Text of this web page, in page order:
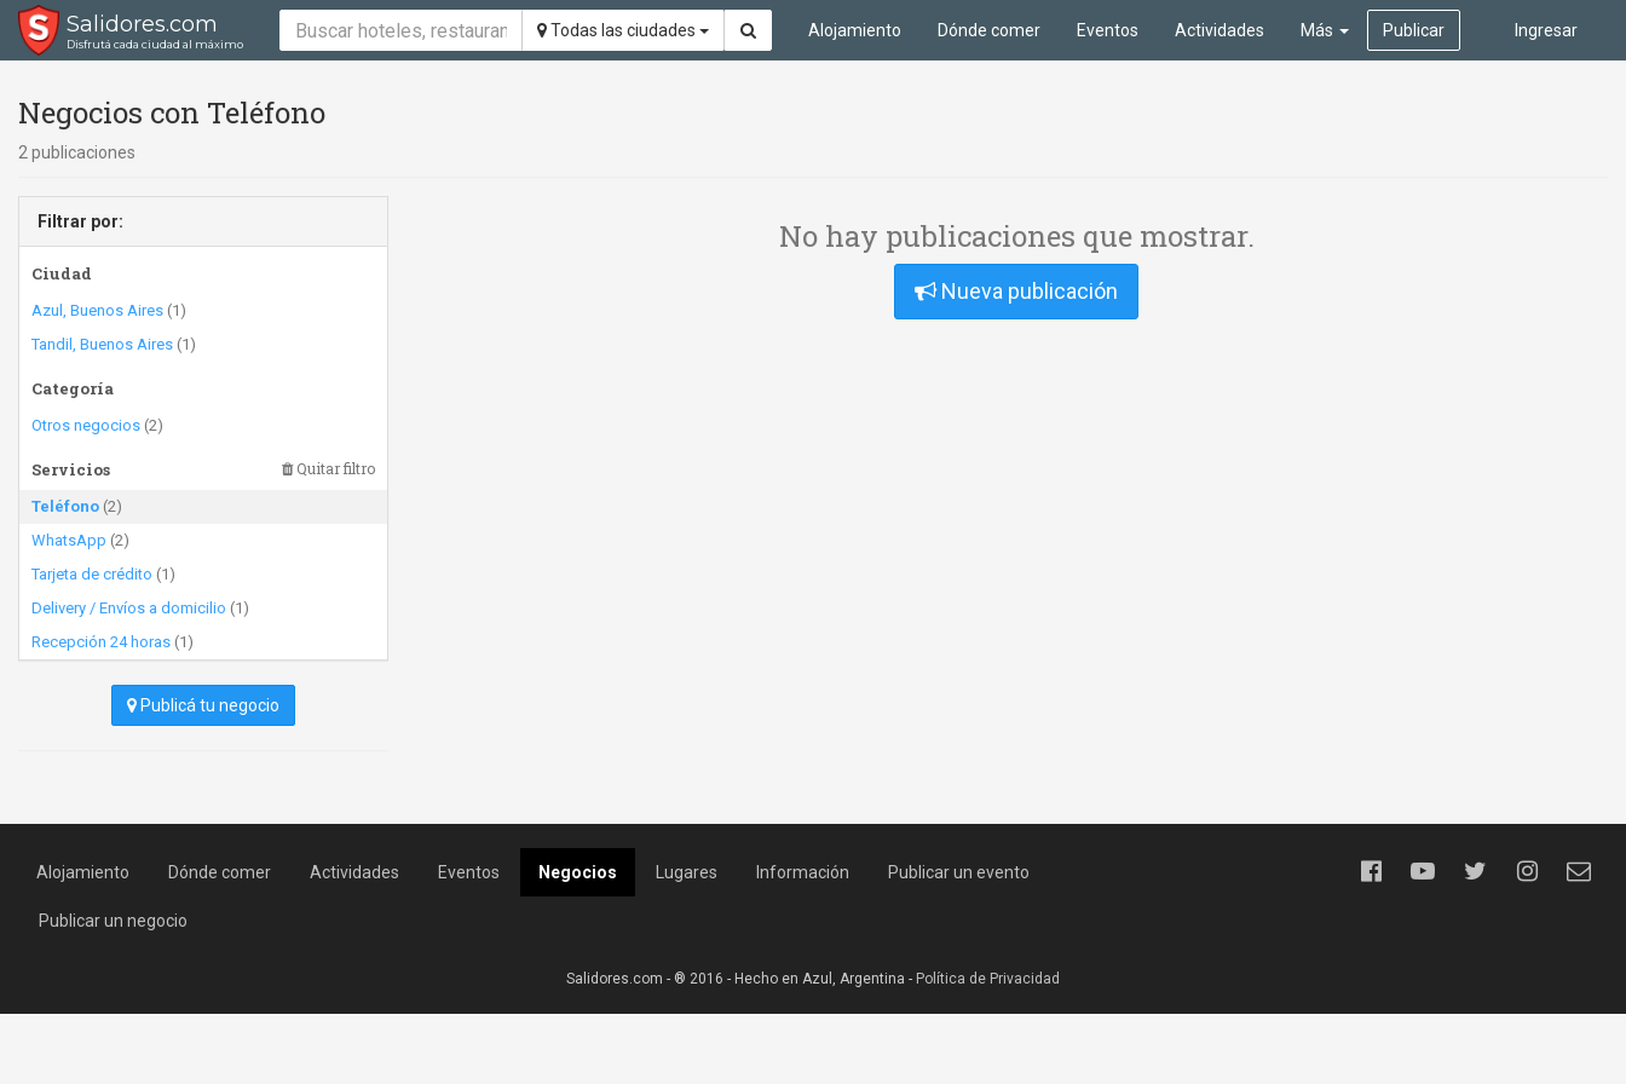
Salidores.com
Disfrutá cada ciudad al máximo
Todas las ciudades Ingresar
Alojamiento Dónde comer Eventos Actividades Más Publicar
Negocios con Teléfono
2 publicaciones
Filtrar por:
Ciudad
Azul, Buenos Aires (1)
Tandil, Buenos Aires (1)
Categoría
Otros negocios (2)
Servicios Quitar filtro
Teléfono (2)
WhatsApp (2)
Tarjeta de crédito (1)
Delivery / Envíos a domicilio (1)
Recepción 24 horas (1)
Publicá tu negocio
No hay publicaciones que mostrar.
Nueva publicación
Alojamiento Dónde comer Actividades Eventos Negocios Lugares Información Publicar un evento
Publicar un negocio
Salidores.com - ® 2016 - Hecho en Azul, Argentina - Política de Privacidad